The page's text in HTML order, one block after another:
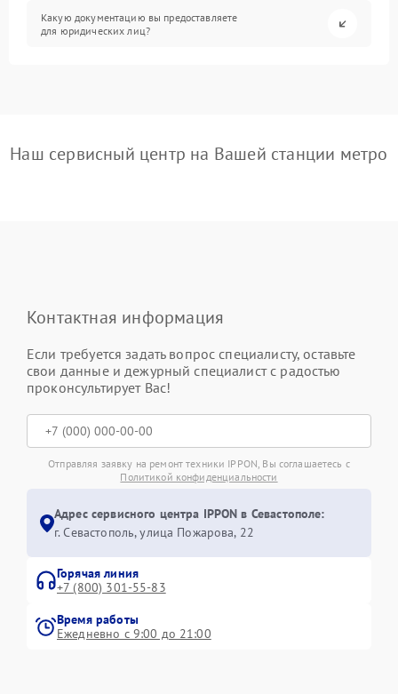
Какую документацию вы предоставляете
для юридических лиц?
Наш сервисный центр на Вашей станции метро
Контактная информация
Если требуется задать вопрос специалисту, оставьте
свои данные и дежурный специалист с радостью
проконсультирует Вас!
Отправляя заявку на ремонт техники IPPON, Вы соглашаетесь с
Политикой конфиденциальности
Адрес сервисного центра IPPON в Севастополе:
г. Севастополь, улица Пожарова, 22
Горячая линия
+7 (800) 301-55-83
Время работы
Ежедневно с 9:00 до 21:00